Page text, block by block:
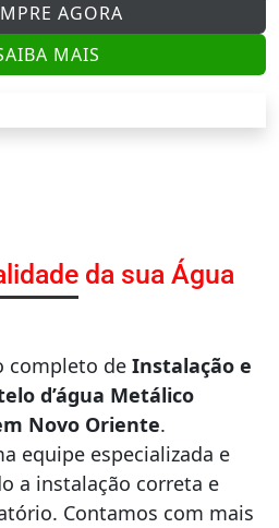
AGORA
MAIS
da sua Água
completo de Instalação e
d’água Metálico
Novo Oriente.
equipe especializada e
a instalação correta e
Contamos com mais